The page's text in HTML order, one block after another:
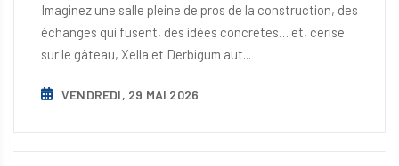
Imaginez une salle pleine de pros de la construction, des
échanges qui fusent, des idées concrètes… et, cerise
sur le gâteau, Xella et Derbigum aut...
VENDREDI, 29 MAI 2026